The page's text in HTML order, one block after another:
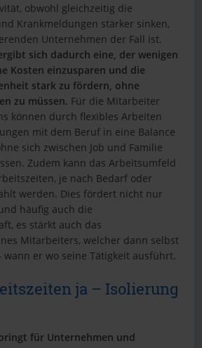
obwohl gleichzeitig die
Krankmeldungen stärker sinken,
Unternehmen der Fall ist.
sich dadurch eine, der wenigen
Kosten einzusparen und die
stark zu fördern, ohne
zu müssen. Für die Mitarbeiter
können durch flexibles Arbeiten
mit dem Beruf in eine Balance
sich zwischen Job und Familie
Zudem kann das Arbeitsumfeld
je nach Bedarf oder
werden. Dies fördert nicht nur
häufig auch die
es stärkt auch das
Mitarbeiters, welcher dann selbst
wann er wo seine Tätigkeit ausführt.
ja – Isolierung
für Unternehmen und